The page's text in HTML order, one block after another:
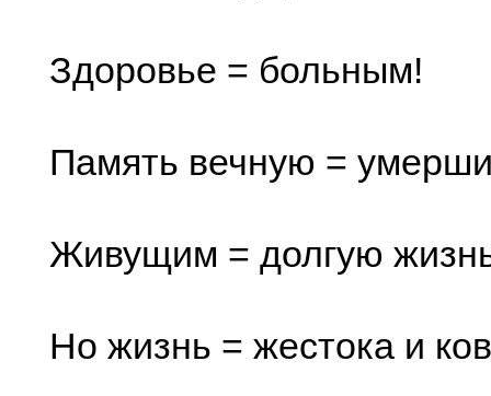
Здоровье = больным!
Память вечную =
Живущим = долгую
Но жизнь = жестока и